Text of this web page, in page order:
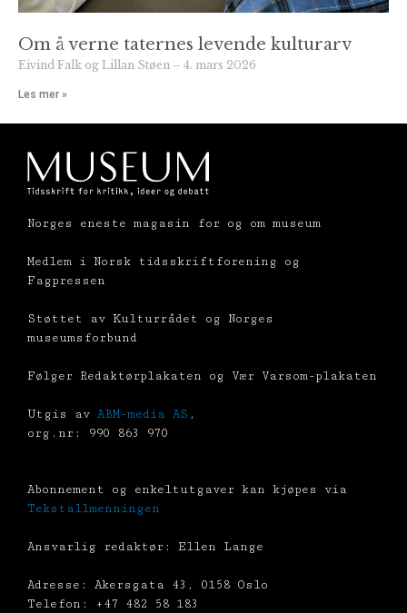
Om å verne taternes levende kulturarv
Eivind Falk og Lillan Støen 4. mars 2026
Les mer »
Norges eneste magasin for og om museum
Medlem i Norsk tidsskriftforening og
Fagpressen
Støttet av Kulturrådet og Norges
museumsforbund
Følger Redaktørplakaten og Vær Varsom-plakaten
Utgis av ABM-media AS ,
org.nr: 990 863 970
Abonnement og enkeltutgaver kan kjøpes via
Tekstallmenningen
Ansvarlig redaktør: Ellen Lange
Adresse: Akersgata 43, 0158 Oslo
Telefon: +47 482 58 183